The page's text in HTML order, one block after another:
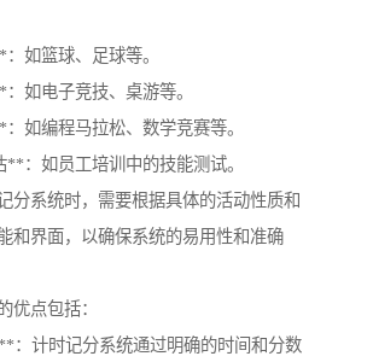
如篮球、足球等。
如电子竞技、桌游等。
如编程马拉松、数学竞赛等。
：如员工培训中的技能测试。
分系统时，需要根据具体的活动性质和
和界面，以确保系统的易用性和准确
优点包括：
：计时记分系统通过明确的时间和分数